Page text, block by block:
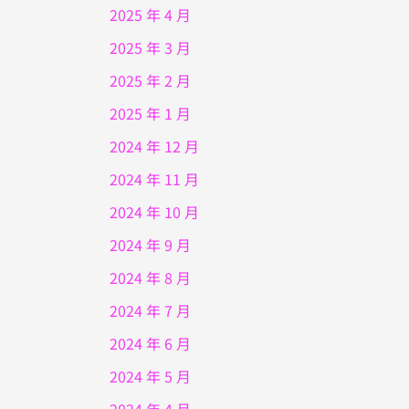
2025 年 4 月
2025 年 3 月
2025 年 2 月
2025 年 1 月
2024 年 12 月
2024 年 11 月
2024 年 10 月
2024 年 9 月
2024 年 8 月
2024 年 7 月
2024 年 6 月
2024 年 5 月